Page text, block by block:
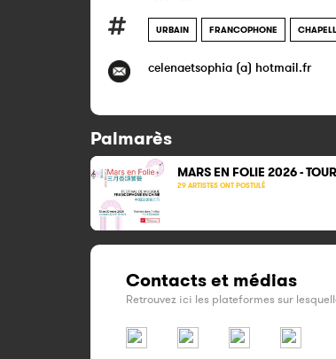
URBAIN FRANCOPHONE
celenaetsophia (a) hotmail.fr
Palmarès
MARS EN FOLIE 2026 -
29 ARTISTES ONT POSTULÉ
Contacts et médias
Retrouvez ici les plateformes sur